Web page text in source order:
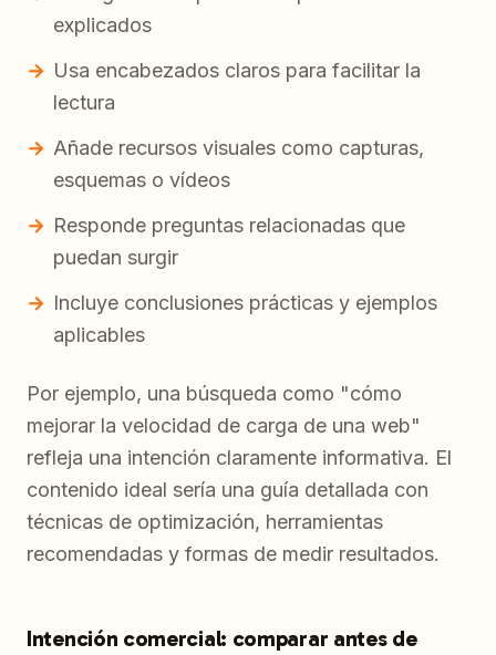
explicados
Usa encabezados claros para facilitar la
lectura
Añade recursos visuales como capturas,
esquemas o vídeos
Responde preguntas relacionadas que
puedan surgir
Incluye conclusiones prácticas y ejemplos
aplicables
Por ejemplo, una búsqueda como "cómo
mejorar la velocidad de carga de una web"
refleja una intención claramente informativa. El
contenido ideal sería una guía detallada con
técnicas de optimización, herramientas
recomendadas y formas de medir resultados.
Intención comercial: comparar antes de